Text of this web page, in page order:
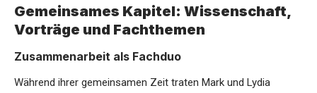
Gemeinsames Kapitel: Wissenschaft,
Vorträge und Fachthemen
Zusammenarbeit als Fachduo
Während ihrer gemeinsamen Zeit traten Mark und Lydia